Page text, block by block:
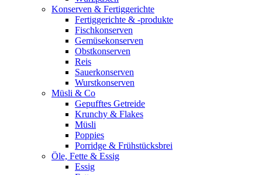
Konserven & Fertiggerichte
Fertiggerichte & -produkte
Fischkonserven
Gemüsekonserven
Obstkonserven
Reis
Sauerkonserven
Wurstkonserven
Müsli & Co
Gepufftes Getreide
Krunchy & Flakes
Müsli
Poppies
Porridge & Frühstücksbrei
Öle, Fette & Essig
Essig